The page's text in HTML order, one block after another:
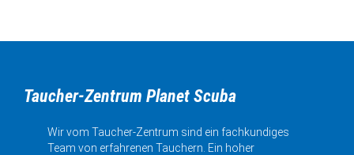
Taucher-Zentrum Planet Scuba
Wir vom Taucher-Zentrum sind ein fachkundiges
Team von erfahrenen Tauchern. Ein hoher